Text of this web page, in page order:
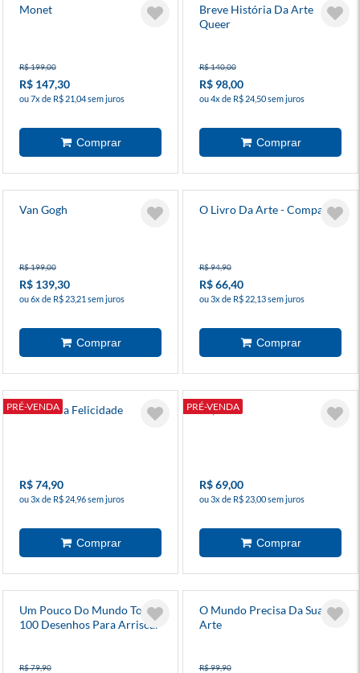
Monet
R$ 199,00
R$ 147,30
ou 7x de R$ 21,04 sem juros
Breve História Da Arte
Queer
R$ 140,00
R$ 98,00
ou 4x de R$ 24,50 sem juros
Van Gogh
R$ 199,00
R$ 139,30
ou 6x de R$ 23,21 sem juros
O Livro Da Arte - Compacto
R$ 94,90
R$ 66,40
ou 3x de R$ 22,13 sem juros
PRÉ-VENDA
A Arte Da Felicidade
R$ 74,90
ou 3x de R$ 24,96 sem juros
PRÉ-VENDA
Eu, Rua!
R$ 69,00
ou 3x de R$ 23,00 sem juros
Um Pouco Do Mundo Todo:
100 Desenhos Para Arriscar
R$ 79,90
O Mundo Precisa Da Sua
Arte
R$ 99,90